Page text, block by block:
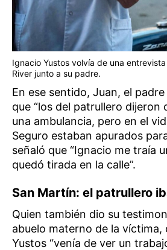
Ignacio Yustos volvía de una
River junto a su padre.
En ese sentido, Juan, el
que “los del patrullero dijeron
una ambulancia, pero en el
Seguro estaban apurados
señaló que “Ignacio me traía
quedó tirada en la calle”.
San Martín: el patrullero
Quien también dio su
abuelo materno de la víctima,
Yustos “venía de ver un